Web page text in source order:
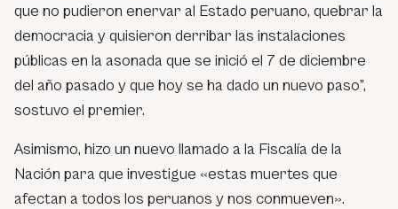
que no pudieron enervar al Estado peruano, quebrar la
democracia y quisieron derribar las instalaciones
públicas en la asonada que se inició el 7 de diciembre
del año pasado y que hoy se ha dado un nuevo paso”,
sostuvo el premier.
Asimismo, hizo un nuevo llamado a la Fiscalía de la
Nación para que investigue «estas muertes que
afectan a todos los peruanos y nos conmueven».